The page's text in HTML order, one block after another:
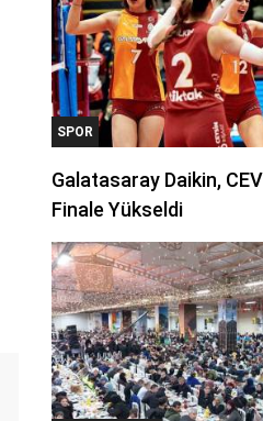
SPOR
Galatasaray Daikin,
Finale Yükseldi